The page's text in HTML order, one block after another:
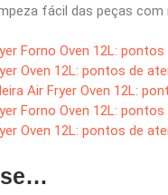
fácil das peças
Forno Oven 12L:
Oven 12L: pontos de
Air Fryer Oven 12L:
Forno Oven 12L:
Oven 12L: pontos de
se…